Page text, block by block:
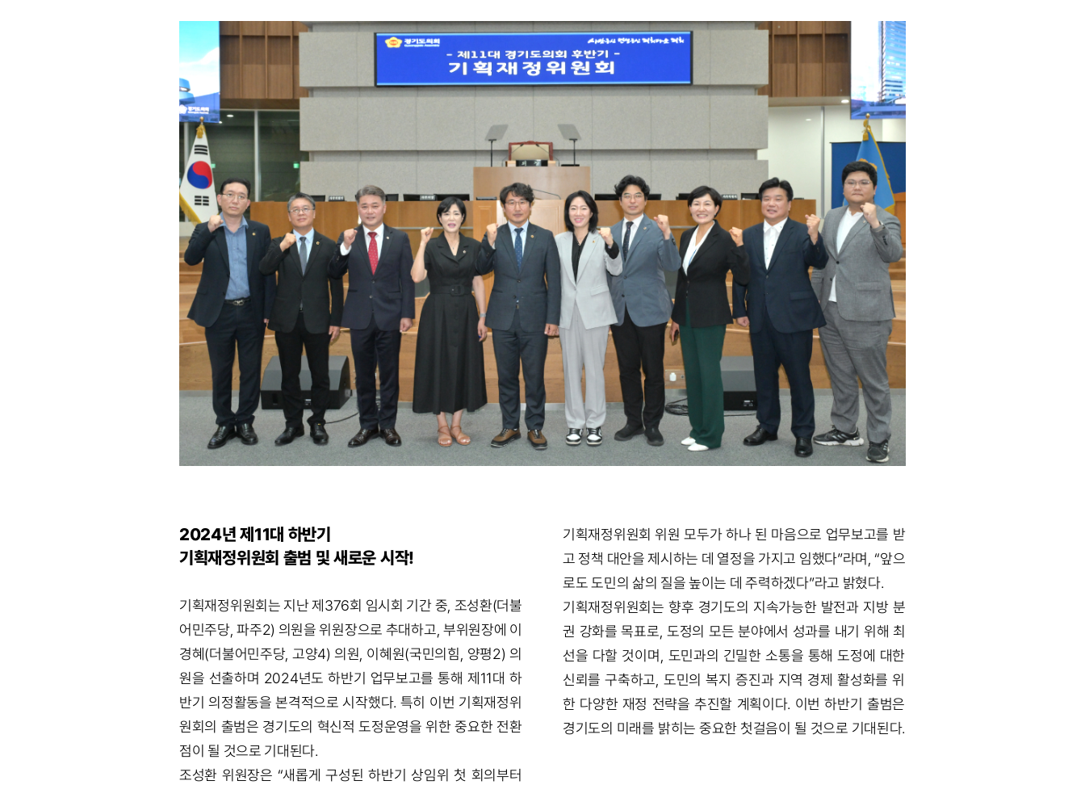
2024년 제11대 하반기
기획재정위원회 출범 및 새로운 시작!
기획재정위원회는 지난 제376회 임시회 기간 중, 조성환(더불
어민주당, 파주2) 의원을 위원장으로 추대하고, 부위원장에 이
경혜(더불어민주당, 고양4) 의원, 이혜원(국민의힘, 양평2) 의
원을 선출하며 2024년도 하반기 업무보고를 통해 제11대 하
반기 의정활동을 본격적으로 시작했다. 특히 이번 기획재정위
원회의 출범은 경기도의 혁신적 도정운영을 위한 중요한 전환
점이 될 것으로 기대된다.
조성환 위원장은 “새롭게 구성된 하반기 상임위 첫 회의부터
기획재정위원회 위원 모두가 하나 된 마음으로 업무보고를 받
고 정책 대안을 제시하는 데 열정을 가지고 임했다”라며, “앞으
로도 도민의 삶의 질을 높이는 데 주력하겠다”라고 밝혔다.
기획재정위원회는 향후 경기도의 지속가능한 발전과 지방 분
권 강화를 목표로, 도정의 모든 분야에서 성과를 내기 위해 최
선을 다할 것이며, 도민과의 긴밀한 소통을 통해 도정에 대한
신뢰를 구축하고, 도민의 복지 증진과 지역 경제 활성화를 위
한 다양한 재정 전략을 추진할 계획이다. 이번 하반기 출범은
경기도의 미래를 밝히는 중요한 첫걸음이 될 것으로 기대된다.